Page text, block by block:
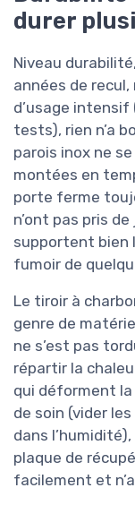
durer
Niveau
années de
d’usage intensif
tests), rien n’a
parois inox ne
montées en
porte ferme
n’ont pas pris
supportent bien
fumoir de
Le tiroir à
genre de
ne s’est pas
répartir la
qui déforment la
de soin (vider
dans
plaque de
facilement et